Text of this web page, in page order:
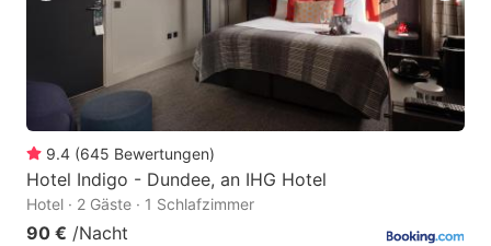
9.4 (645 Bewertungen)
Hotel Indigo - Dundee, an IHG Hotel
Hotel · 2 Gäste · 1 Schlafzimmer
90 € /Nacht